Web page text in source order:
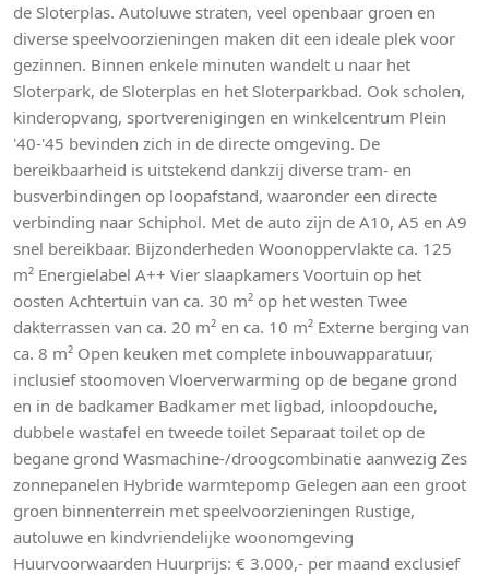
de Sloterplas. Autoluwe straten, veel openbaar groen en
diverse speelvoorzieningen maken dit een ideale plek voor
gezinnen. Binnen enkele minuten wandelt u naar het
Sloterpark, de Sloterplas en het Sloterparkbad. Ook scholen,
kinderopvang, sportverenigingen en winkelcentrum Plein
'40-'45 bevinden zich in de directe omgeving. De
bereikbaarheid is uitstekend dankzij diverse tram- en
busverbindingen op loopafstand, waaronder een directe
verbinding naar Schiphol. Met de auto zijn de A10, A5 en A9
snel bereikbaar. Bijzonderheden Woonoppervlakte ca. 125
m² Energielabel A++ Vier slaapkamers Voortuin op het
oosten Achtertuin van ca. 30 m² op het westen Twee
dakterrassen van ca. 20 m² en ca. 10 m² Externe berging van
ca. 8 m² Open keuken met complete inbouwapparatuur,
inclusief stoomoven Vloerverwarming op de begane grond
en in de badkamer Badkamer met ligbad, inloopdouche,
dubbele wastafel en tweede toilet Separaat toilet op de
begane grond Wasmachine-/droogcombinatie aanwezig Zes
zonnepanelen Hybride warmtepomp Gelegen aan een groot
groen binnenterrein met speelvoorzieningen Rustige,
autoluwe en kindvriendelijke woonomgeving
Huurvoorwaarden Huurprijs: € 3.000,- per maand exclusief